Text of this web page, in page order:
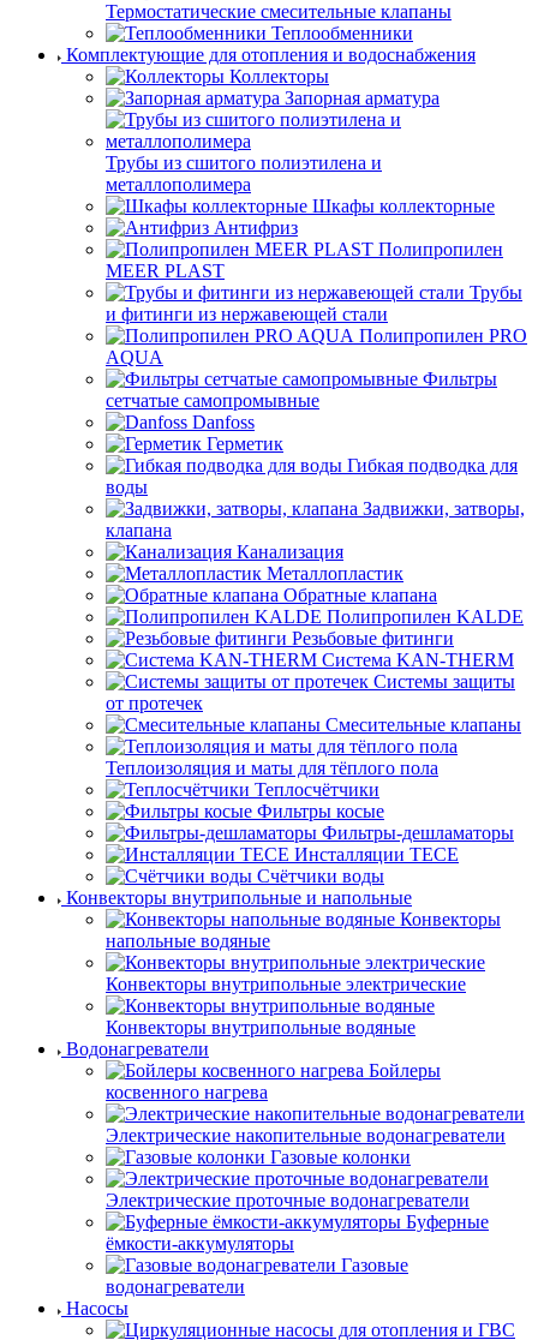
Термостатические смесительные клапаны
Теплообменники
Комплектующие для отопления и водоснабжения
Коллекторы
Запорная арматура
Трубы из сшитого полиэтилена и
металлополимера
Шкафы коллекторные
Антифриз
Полипропилен
MEER PLAST
Трубы
и фитинги из нержавеющей стали
Полипропилен PRO
AQUA
Фильтры
сетчатые самопромывные
Danfoss
Герметик
Гибкая подводка для
воды
Задвижки, затворы,
клапана
Канализация
Металлопластик
Обратные клапана
Полипропилен KALDE
Резьбовые фитинги
Система KAN-THERM
Системы защиты
от протечек
Смесительные клапаны
Теплоизоляция и маты для тёплого пола
Теплосчётчики
Фильтры косые
Фильтры-дешламаторы
Инсталляции TECE
Счётчики воды
Конвекторы внутрипольные и напольные
Конвекторы
напольные водяные
Конвекторы внутрипольные электрические
Конвекторы внутрипольные водяные
Водонагреватели
Бойлеры
косвенного нагрева
Электрические накопительные водонагреватели
Газовые колонки
Электрические проточные водонагреватели
Буферные
ёмкости-аккумуляторы
Газовые
водонагреватели
Насосы